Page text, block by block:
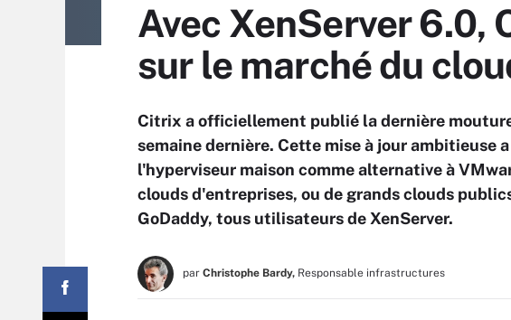
Avec XenServer 6.0,
sur le marché du
Citrix a officiellement publié la dernière
semaine dernière. Cette mise à jour ambitieuse
l'hyperviseur maison comme alternative à
clouds d'entreprises, ou de grands clouds
GoDaddy, tous utilisateurs de XenServer.
par Christophe Bardy, Responsable infrastructures